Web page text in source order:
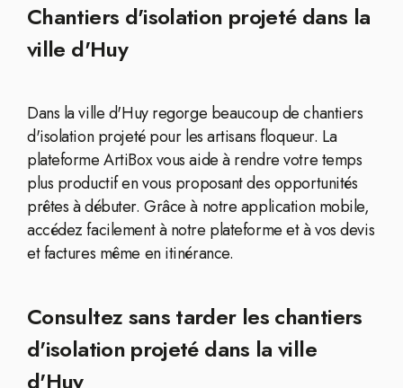
Chantiers d'isolation projeté dans la
ville d'Huy
Dans la ville d'Huy regorge beaucoup de chantiers
d'isolation projeté pour les artisans floqueur. La
plateforme ArtiBox vous aide à rendre votre temps
plus productif en vous proposant des opportunités
prêtes à débuter. Grâce à notre application mobile,
accédez facilement à notre plateforme et à vos devis
et factures même en itinérance.
Consultez sans tarder les chantiers
d'isolation projeté dans la ville
d'Huy